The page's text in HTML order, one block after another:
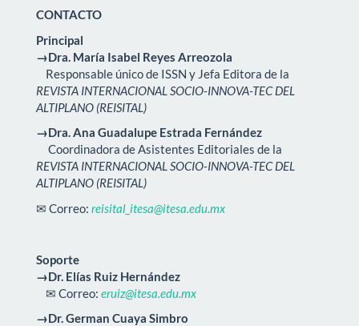
CONTACTO
Principal
→Dra. María Isabel Reyes Arreozola
Responsable único de ISSN y Jefa Editora de la
REVISTA INTERNACIONAL SOCIO-INNOVA-TEC DEL
ALTIPLANO (REISITAL)
→Dra. Ana Guadalupe Estrada Fernández
Coordinadora de Asistentes Editoriales de la
REVISTA INTERNACIONAL SOCIO-INNOVA-TEC DEL
ALTIPLANO (REISITAL)
✉ Correo: reisital_itesa@itesa.edu.mx
Soporte
→Dr. Elías Ruiz Hernández
✉ Correo: eruiz@itesa.edu.mx
→Dr. German Cuaya Simbro